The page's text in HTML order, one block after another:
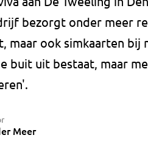
bezorgt onder meer
maar ook simkaarten bij
buit uit bestaat, maar
Meer